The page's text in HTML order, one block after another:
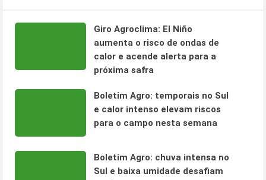
Giro Agroclima: El Niño
aumenta o risco de ondas de
calor e acende alerta para a
próxima safra
Boletim Agro: temporais no Sul
e calor intenso elevam riscos
para o campo nesta semana
Boletim Agro: chuva intensa no
Sul e baixa umidade desafiam